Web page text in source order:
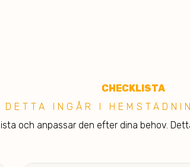
CHECKLISTA
DETTA INGÅR I H
och anpassar den efter dina behov.